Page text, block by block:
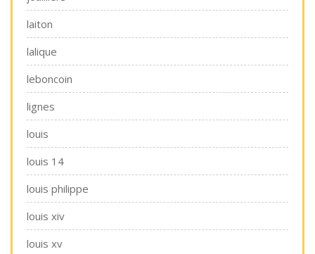
laiton
lalique
leboncoin
lignes
louis
louis 14
louis philippe
louis xiv
louis xv